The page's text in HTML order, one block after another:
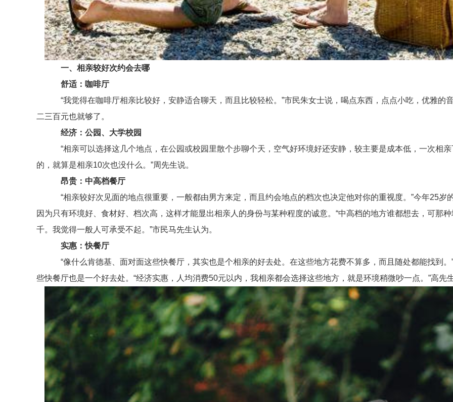
一、相亲较好次约会去哪
舒适：咖啡厅
“我觉得在咖啡厅相亲比较好，安静适合聊天，而且比较轻松。”市民朱女士说，喝点东西，点点小吃，优雅的
二三百元也就够了。
经济：公园、大学校园
“相亲可以选择这几个地点，在公园或校园里散个步聊个天，空气好环境好还安静，较主要是成本低，一次相
的，就算是相亲10次也没什么。”周先生说。
昂贵：中高档餐厅
“相亲较好次见面的地点很重要，一般都由男方来定，而且约会地点的档次也决定他对你的重视度。”今年25岁
因为只有环境好、食材好、档次高，这样才能显出相亲人的身份与某种程度的诚意。“中高档的地方谁都想去，可那
千。我觉得一般人可承受不起。”市民马先生认为。
实惠：快餐厅
“像什么肯德基、面对面这些快餐厅，其实也是个相亲的好去处。在这些地方花费不算多，而且随处都能找到。
些快餐厅也是一个好去处。“经济实惠，人均消费50元以内，我相亲都会选择这些地方，就是环境稍微吵一点。”高先